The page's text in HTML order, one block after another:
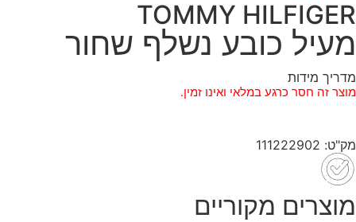
TOMMY HILFIGER
מעיל כובע נשלף שחור
מדריך מידות
מוצר זה חסר כרגע במלאי ואינו זמין.
מק"ט: 111222902
מוצרים מקוריים